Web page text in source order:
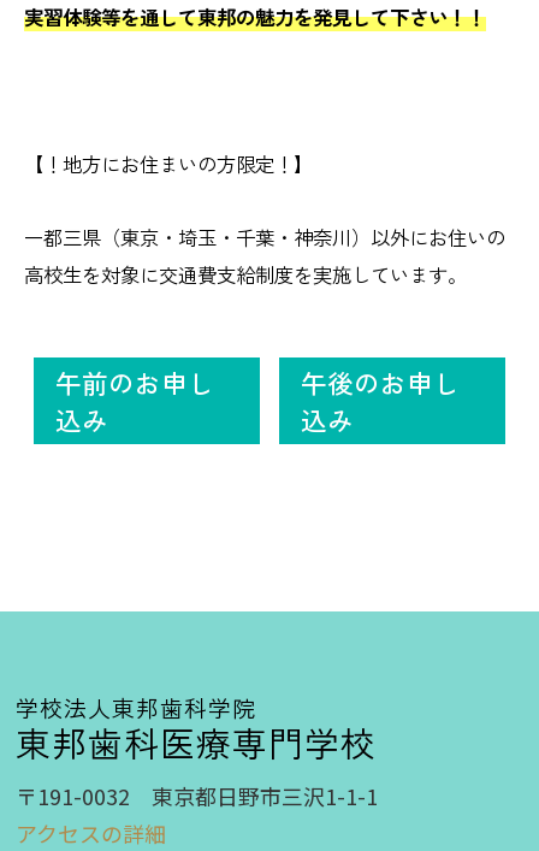
実習体験等を通して東邦の魅力を発見して下さい！！
【！地方にお住まいの方限定！】
一都三県（東京・埼玉・千葉・神奈川）以外にお住いの
高校生を対象に交通費支給制度を実施しています。
午前のお申し
込み
午後のお申し
込み
学校法人東邦歯科学院
東邦歯科医療専門学校
〒191-0032 東京都日野市三沢1-1-1
アクセスの詳細